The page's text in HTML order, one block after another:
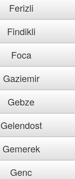
Ferizli
Findikli
Foca
Gaziemir
Gebze
Gelendost
Gemerek
Genc